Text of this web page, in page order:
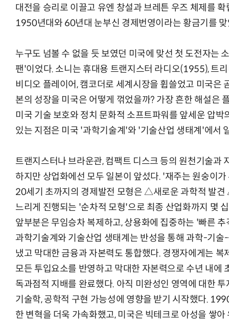
대전을 승리로 이끌고 유엔 창설과 브레튼 우즈 체제를
1950년대와 60년대 눈부신 경제번영이라는 황금기를
누구도 넘볼 수 없을 듯 보였던 미국에 맞선 첫 도전자는
팬'이었다. 소니는 휴대용 트랜지스터 라디오(1955), 트
비디오 플레이어, 캠코더로 세계시장을 휩쓸었고 미국은
본의 성장을 미국은 어떻게 꺾었을까? 가장 흔한 해설은
미국 기술 보호와 정치 문화적 소프트파워를 앞세운 압
있는 지점은 미국 '과학기술계'와 '기술산업 생태계'에서
트랜지스터나 브라운관, 컴팩트 디스크 등의 원천기술과
하지만 상업화에선 모두 일본이 앞섰다. '재주는 원숭이
20세기 초까지의 경제발전 모형은 △새로운 과학적 발
느리게 진행되는 '순차적 모형'으로 최종 산업화까지 몇
앞부분은 무임승차 복제하고, 상용화에 집중하는 '빠른
과학기술계와 기술산업 생태계는 반성을 통해 과학-기
냈고 막대한 금융과 자본력도 통합했다. 경쟁자에게는
모든 투입요소를 반영하고 막대한 자본력으로 수년 내에
독과점적 지배를 완료했다. 아직 미완성인 영역에 대한
기술학, 공학적 구현 가능성에 영향을 받기 시작했다.
한 변혁을 더욱 가속화했고, 미국은 빅테크로 아성을 쌓